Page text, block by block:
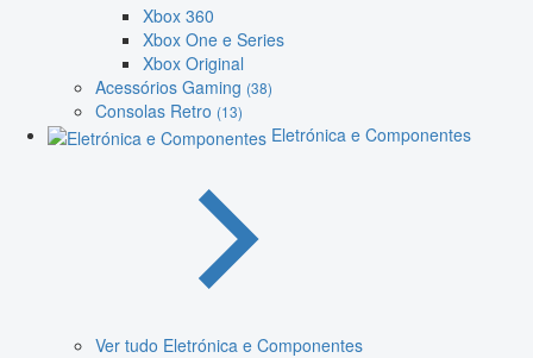
Xbox 360
Xbox One e Series
Xbox Original
Acessórios Gaming (38)
Consolas Retro (13)
Eletrónica e Componentes
Ver tudo Eletrónica e Componentes